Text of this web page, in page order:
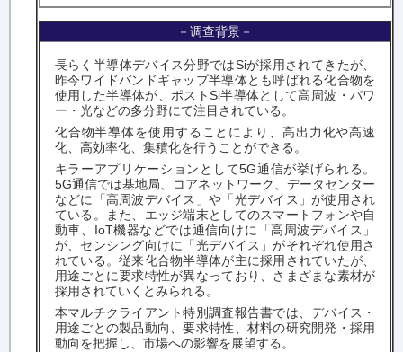
－调查背景－
長らく半導体デバイス分野ではSiが採用されてきたが、
昨今ワイドバンドギャップ半導体とも呼ばれる化合物を
使用した半導体が、ポストSi半導体として高周波・パワ
ー・光などの多分野にて注目されている。
化合物半導体を使用することにより、高出力化や高速
化、高効率化、集積化を行うことができる。
キラーアプリケーションとして5G通信が挙げられる。
5G通信では基地局、コアネットワーク、データセンター
などに「高周波デバイス」や「光デバイス」が使用され
ている。また、エッジ端末としてのスマートフォンや自
動車、IoT機器などでは通信向けに「高周波デバイス」
が、センシング向けに「光デバイス」がそれぞれ使用さ
れている。従来化合物半導体が主に採用されていたが、
用途ごとに要求特性が異なっており、さまざまな素材が
採用されていくとみられる。
本マルチクライアント特別調査報告書では、デバイス・
用途ごとの製品動向、要求特性、材料の研究開発・採用
動向を把握し、市場への影響を展望する。